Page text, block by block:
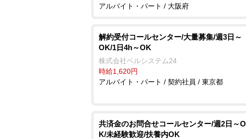
アルバイト・パート / 大阪府
解約受付コールセンター/大量募集/週3日～
OK/1日4h～OK
株式会社ベルシステム24
時給1,620円
アルバイト・パート / 契約社員 / 東京都
共済金のお問合せコールセンター/週2日～O
K/未経験歓迎/扶養内OK